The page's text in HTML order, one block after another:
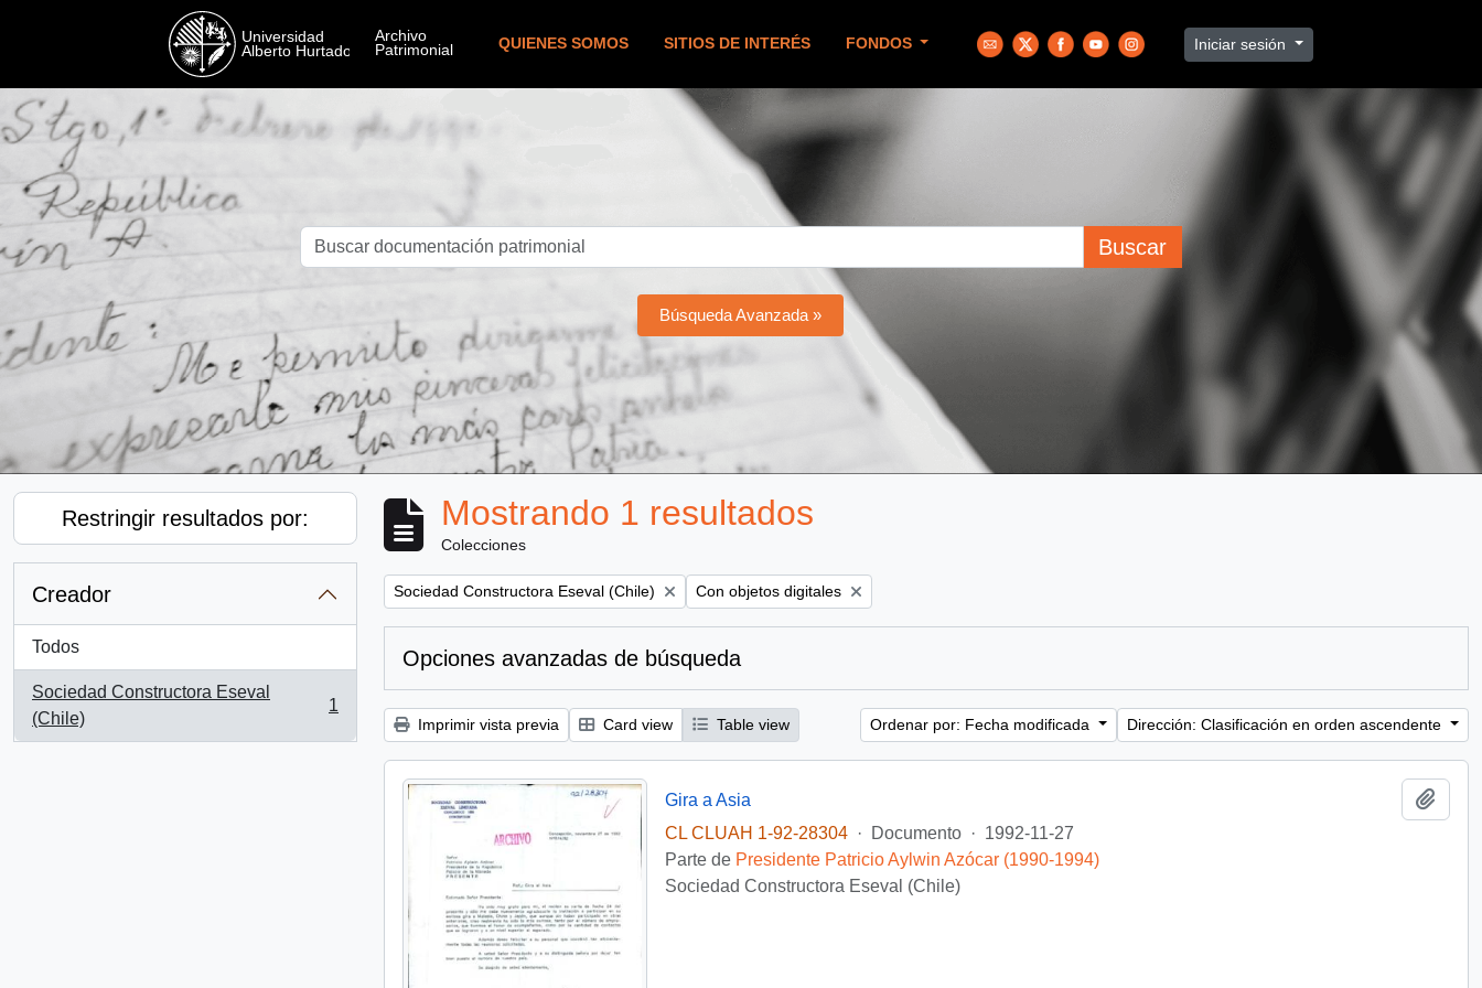
QUIENES SOMOS SITIOS DE INTERÉS FONDOS Iniciar sesión
Buscar
Búsqueda Avanzada »
Restringir resultados por:
Creador
Todos
Sociedad Constructora Eseval
(Chile)
, 1 resultados
1
Mostrando 1 resultados
Colecciones
Remove filter:
Sociedad Constructora Eseval (Chile) Remove filter:
Con objetos digitales
Opciones avanzadas de búsqueda
Imprimir vista previa Card view Table view Ordenar por: Fecha modificada Dirección: Clasificación en orden ascendente
Gira a Asia
CL CLUAH 1-92-28304
· Documento · 1992-11-27
Parte de Presidente Patricio Aylwin Azócar (1990-1994)
Sociedad Constructora Eseval (Chile)